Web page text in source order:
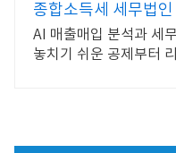
종합소득세 세무법
카톡 상담 지원
AI 매출매입 분석과 세
놓치기 쉬운 공제부터